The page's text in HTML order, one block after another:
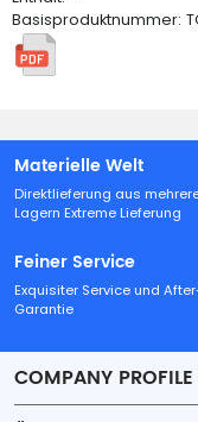
Basisproduktnummer:
Materielle Welt
Direktlieferung aus
Lagern Extreme Lieferung
Feiner Service
Exquisiter Service und
Garantie
COMPANY PROFILE